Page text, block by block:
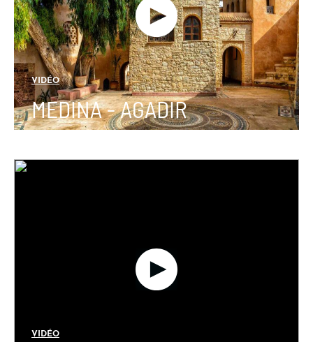
VIDÉO
MEDINA - AGADIR
VIDÉO